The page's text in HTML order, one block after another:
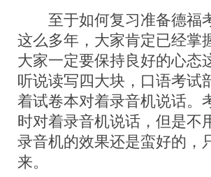
至于如何复习准备德福
这么多年，大家肯定已经掌
大家一定要保持良好的心态
听说读写四大块，口语考试
着试卷本对着录音机说话。
时对着录音机说话，但是不
录音机的效果还是蛮好的，
来。